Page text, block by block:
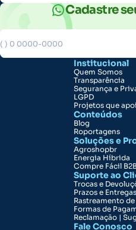
Cadastre
Institucional
Quem Somos
Transparência
Segurança e
LGPD
Projetos que
Conteúdos
Blog
Roportagens
Soluções e
Agroshopbr
Energia Híbrida
Compre Fácil
Suporte ao
Trocas e
Prazos e Entregas
Rastreamento
Formas de
Reclamação |
Fale Conosco